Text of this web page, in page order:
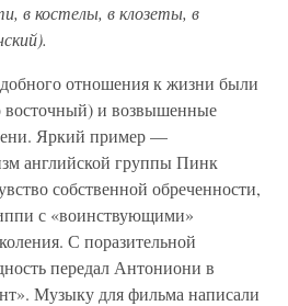
в костелы, в клозеты, в
отношения к жизни были
восточный) и возвышенные
Яркий пример —
английской группы Пинк
собственной обреченности,
с «воинствующими»
С поразительной
передал Антониони в
Музыку для фильма написали